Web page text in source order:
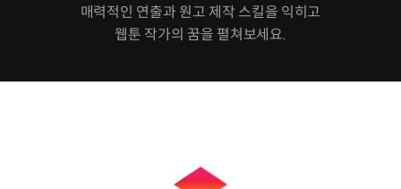
매력적인 연출과 원고 제작 스킬을 익히고
웹툰 작가의 꿈을 펼쳐보세요.